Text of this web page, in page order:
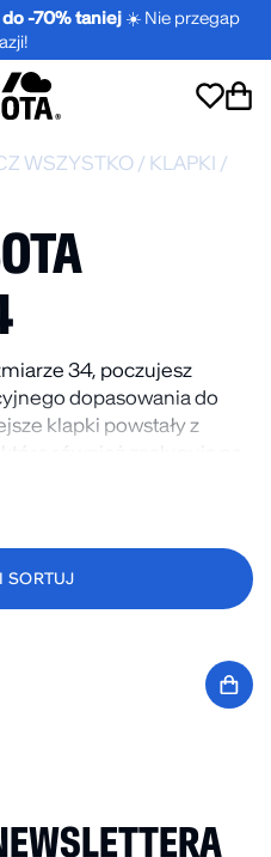
do -70% taniej☀️ Nie przegap
WSZYSTKO/ KLAPKI /
34, poczujesz
dopasowania do
klapki powstały z
dnia. Zafunduj sobie
SORTUJ